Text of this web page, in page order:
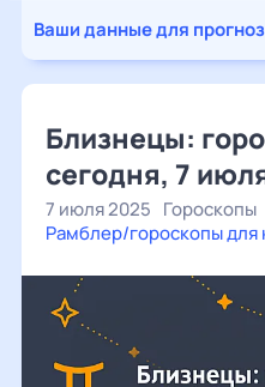
Ваши данные для
Близнецы:
сегодня, 7
7 июля 2025 Гороскопы
Рамблер/гороскопы для